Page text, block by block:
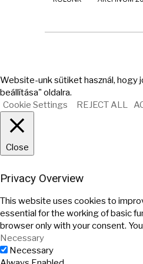
Website-unk sütiket használ, hogy
beállítása" oldalra.
Cookie Settings
REJECT ALL
Close
Privacy Overview
This website uses cookies to
essential for the working of basic
browser only with your consent.
Necessary
Necessary